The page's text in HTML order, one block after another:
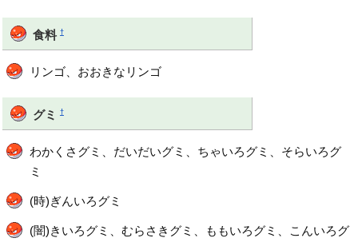
食料 †
リンゴ、おおきなリンゴ
グミ †
わかくさグミ、だいだいグミ、ちゃいろグミ、そらいろグ
ミ
(時)ぎんいろグミ
(闇)きいろグミ、むらさきグミ、ももいろグミ、こんいろグ